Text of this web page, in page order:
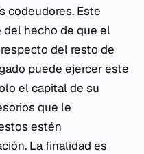
codeudores. Este
hecho de que el
del resto de
puede ejercer este
el capital de su
que le
estén
La finalidad es